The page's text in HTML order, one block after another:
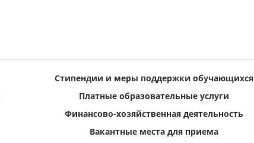
Стипендии и меры поддержки обучающихся
Платные образовательные услуги
Финансово-хозяйственная деятельность
Вакантные места для приема